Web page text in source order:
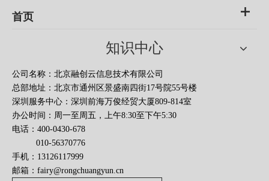
首页
知识中心
公司名称：北京融创云信息技术有限公司
总部地址：北京市通州区景盛南四街17号院55号楼
深圳服务中心：深圳前海万俊经贸大厦809-814室
办公时间：周一至周五，上午8:30至下午5:30
电话：400-0430-678
010-56370776
手机：13126117999
邮箱： fairy@rongchuangyun.cn